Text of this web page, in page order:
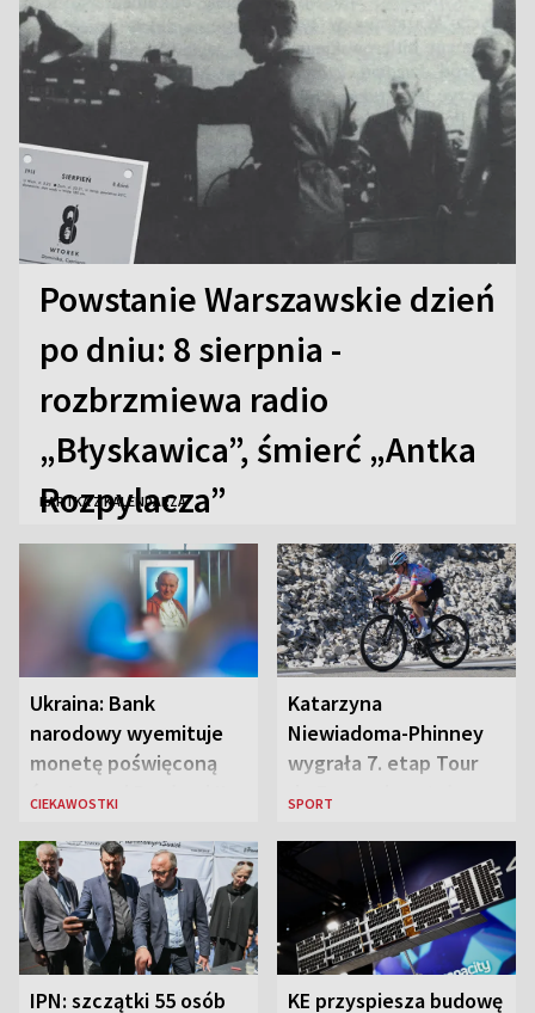
Powstanie Warszawskie dzień
po dniu: 8 sierpnia -
rozbrzmiewa radio
„Błyskawica”, śmierć „Antka
Rozpylacza”
KARTKA Z KALENDARZA
Ukraina: Bank
narodowy wyemituje
monetę poświęconą
św. Janowi Pawłowi II
CIEKAWOSTKI
Katarzyna
Niewiadoma-Phinney
wygrała 7. etap Tour
de France i została
SPORT
IPN: szczątki 55 osób
KE przyspiesza budowę